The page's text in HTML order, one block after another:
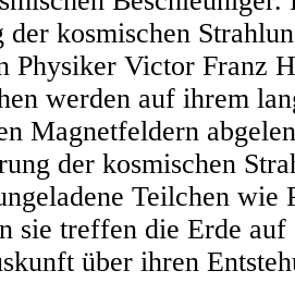
der kosmischen
Physiker Victor Franz
werden auf ihrem
Magnetfeldern
der kosmischen
Teilchen wie
sie treffen die Erde
über ihren